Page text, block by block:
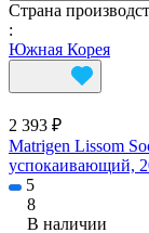
Страна
:
Южная Корея
2 393 ₽
Matrigen Lissom
успокаивающий,
5
8
В наличии